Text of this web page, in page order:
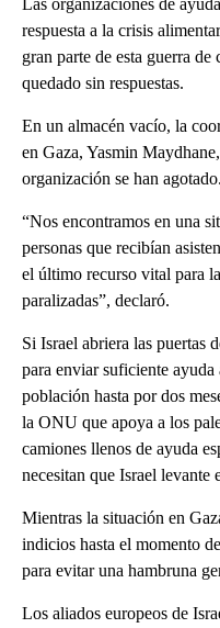
respuesta a la crisis
gran parte de esta guerra de
quedado sin respuestas.
En un almacén vacío, la
en Gaza, Yasmin
organización se han agotado.
“Nos encontramos en una
personas que recibían
el último recurso vital para
paralizadas”, declaró.
Si Israel abriera las puertas
para enviar suficiente ayuda
población hasta por dos
la ONU que apoya a los
camiones llenos de ayuda
necesitan que Israel levante
Mientras la situación en
indicios hasta el momento
para evitar una hambruna
Los aliados europeos de